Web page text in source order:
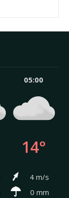
05:00
14°
4 m/s
0 mm